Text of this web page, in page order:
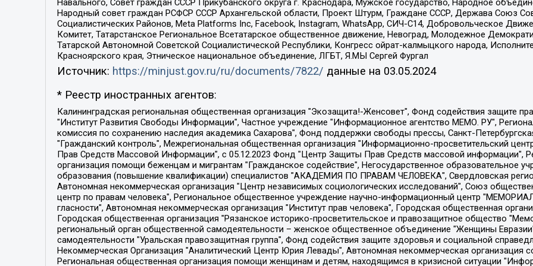
Навального, Совет граждан СССР Прикубанского округа г. Краснодара, Мужское государство, Народное
Народный совет граждан РСФСР СССР Архангельской области, Проект Штурм, Граждане СССР, Держава Союз
Социалистических Районов, Meta Platforms Inc, Facebook, Instagram, WhatsApp, СИЧ-С14, Добровольческое
Комитет, Татарстанское Региональное Всетатарское общественное движение, Невоград, Молодежное
Татарской Автономной Советской Социалистической Республики, Конгресс ойрат-калмыцкого народа,
Красноярского края, Этническое национальное объединение, ЛГБТ, Я.МЫ Сергей Фургал
Источник: https://minjust.gov.ru/ru/documents/7822/ данные на 03.05.2024
* Реестр иностранных агентов:
Калининградская региональная общественная организация "Экозащита!-Женсовет", Фонд содействия защите прав и свобод граждан "Общественный вердикт", Фонд "Институт Развития Свободы Информации", Частное учреждение "Информационное агентство МЕМО. РУ", Региональная общественная организация "Общественная комиссия по сохранению наследия академика Сахарова", Фонд поддержки свободы прессы, Санкт-Петербургская общественная правозащитная организация "Гражданский контроль", Межрегиональная общественная организация "Информационно-просветительский центр "Мемориал", Региональный Фонд "Центр Защиты Прав Средств Массовой Информации", с 05.12.2023 Фонд "Центр Защиты Прав Средств массовой информации", Региональная общественная благотворительная организация помощи беженцам и мигрантам "Гражданское содействие", Негосударственное образовательное учреждение дополнительного профессионального образования (повышение квалификации) специалистов "АКАДЕМИЯ ПО ПРАВАМ ЧЕЛОВЕКА", Свердловская региональная общественная организация "Сутяжник", Автономная некоммерческая организация "Центр независимых социологических исследований", Союз общественных объединений "Российский исследовательский центр по правам человека", Региональное общественное учреждение научно-информационный центр "МЕМОРИАЛ", Некоммерческая организация "Фонд защиты гласности", Автономная некоммерческая организация "Институт прав человека", Городская общественная организация "Екатеринбургское общество "МЕМОРИАЛ", Городская общественная организация "Рязанское историко-просветительское и правозащитное общество "Мемориал" (Рязанский Мемориал), Челябинский региональный орган общественной самодеятельности – женское общественное объединение "Женщины Евразии", Челябинский региональный орган общественной самодеятельности "Уральская правозащитная группа", Фонд содействия защите здоровья и социальной справедливости имени Андрея Рылькова, Автономная Некоммерческая Организация "Аналитический Центр Юрия Левады", Автономная некоммерческая организация социальной поддержки населения "Проект Апрель", Региональная общественная организация помощи женщинам и детям, находящимся в кризисной ситуации "Информационно-методический центр "Анна", Фонд содействия развитию массовых коммуникаций и правовому просвещению "Так-так-Так", Фонд содействия устойчивому развитию "Серебряная тайга", Свердловский региональный общественный фонд социальных проектов "Новое время", "Idel.Реалии", Кавказ.Реалии, Крым.Реалии, Телеканал Настоящее Время, Татаро-башкирская служба Радио Свобода (Azatliq Radiosi), Радио Свободная Европа/Радио Свобода (PCE/PC), "Сибирь.Реалии", "Фактограф", Благотворительный фонд помощи осужденным и их семьям, Автономная некоммерческая организация "Институт глобализации и социальных движений", Фонд "В защиту прав заключенных", Частное учреждение "Центр поддержки и содействия развитию средств массовой информации", Пензенский региональный общественный благотворительный фонд "Гражданский союз", "Север.Реалии", Некоммерческая организация Фонд "Правовая инициатива", Общество с ограниченной ответственностью "Радио Свободная Европа/Радио Свобода", Чешское информационное агентство "MEDIUM-ORIENT", Красноярская региональная общественная организация "Мы против СПИДа", Камалягин Денис Николаевич, Маркелов Сергей Евгеньевич, Пономарев Лев Александрович, Савицкая Людмила Алексеевна, Автономная некоммерческая организация "Центр по работе с проблемой насилия "НАСИЛИЮ.НЕТ", Межрегиональный профессиональный союз работников здравоохранения "Альянс врачей", Юридическое лицо, зарегистрированное в Латвийской Республике, SIA "Medusa Project" (регистрационный номер 40103797863, дата регистрации 10.06.2014), Некоммерческая организация "Фонд по борьбе с коррупцией", Автономная некоммерческая организация "Институт права и публичной политики", Баданин Роман Сергеевич, Гликин Максим Александрович, Железнова Мария Михайловна, Лукьянова Юлия Сергеевна, Маетная Елизавета Витальевна, Маняхин Петр Борисович, Чуракова Ольга Владимировна, Ярош Юлия Петровна, Юридическое лицо "The Insider SIA", зарегистрированное в Риге, Латвийская Республика (дата регистрации 26.06.2015), являющееся администратором доменного имени интернет-издания "The Insider SIA", https://theins.ru, Постернак Алексей Евгеньевич, Рубин Михаил Аркадьевич, Анин Роман Александрович, Юридическое лицо Istories fonds, зарегистрированное в Латвийской Республике (регистрационный номер 50008295751, дата регистрации 24.02.2020), Великовский Дмитрий Александрович, Долинина Ирина Николаевна, Мароховская Алеся Алексеевна, Шлейнов Роман Юрьевич, Шмагун Олеся Валентиновна, Общество с ограниченной ответственностью "Альтаир 2021", Общество с ограниченной ответственностью "Вега 2021", Общество с ограниченной ответственностью "Главный редактор 2021", Общество с ограниченной ответственностью "Ромашки монолит", Важенков Артем Валерьевич, Ивановская областная общественная организация "Центр гендерных исследований", Гурман Юрий Альбертович, Медиапроект "ОВД-Инфо", Егоров Владимир Владимирович, Жилинский Владимир Александрович, Общество с ограниченной ответственностью "ЗП", Иванова София Юрьевна, Карезина Инна Павловна, Кильтау Екатерина Викторовна, Петров Алексей Викторович, Пискунов Сергей Евгеньевич, Смирнов Сергей Сергеевич, Тихонов Михаил Сергеевич, Общество с ограниченной ответственностью "ЖУРНАЛИСТ-ИНОСТРАННЫЙ АГЕНТ", Арапова Галина Юрьевна, Вольтская Татьяна Анатольевна, Американская компания "Mason G.E.S. Anonymous Foundation" (США), являющаяся владельцем интернет-издания https://mnews.world/, Компания "Stichting Bellingcat", зарегистрированная в Нидерландах (дата регистрации 11.07.2018), Захаров Андрей Вячеславович, Клепиковская Екатерина Дмитриевна, Общество с ограниченной ответственностью "МЕМО", Перл Роман Александрович, Симонов Евгений Алексеевич, Соловьева Елена Анатольевна, Сотников Даниил Владимирович, Сурначева Елизавета Дмитриевна, Автономная некоммерческая организация по защите прав человека и информированию населения "Якутия – Наше Мнение", Общество с ограниченной ответственностью "Москоу диджитал медиа", с 26.01.2023 Общество с ограниченной ответственностью "Чайка Белые сады", Ветошкина Валерия Валерьевна, Заговора Максим Александрович, Межрегиональное общественное движение "Российская ЛГБТ - сеть", Оленичев Максим Владимирович, Павлов Иван Юрьевич, Скворцова Елена Сергеевна, Общество с ограниченной ответственностью "Как бы инагент", Кочетков Игорь Викторович, Общество с ограниченной ответственностью "Честные выборы", Еланчик Олег Александрович, Общество с ограниченной ответственностью "Нобелевский призыв", Гималова Регина Эмилевна, Григорьев Андрей Валерьевич, Григорьева Алина Александровна, Ассоциация по содействию защите прав призывников, альтернативнослужащих и военнослужащих "Правозащитная группа